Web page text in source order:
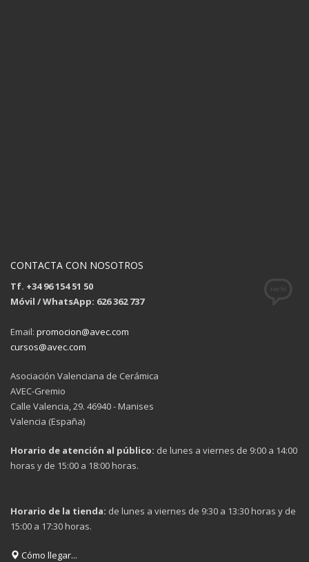
CONTACTA CON NOSOTROS
Tf. +34 96 154 51 50
Móvil / WhatsApp: 626 362 737
Email: promocion@avec.com
cursos@avec.com
Asociación Valenciana de Cerámica
AVEC-Gremio
Calle Valencia, 29. 46940 - Manises
Valencia (España)
Horario de atención al público: de lunes a viernes de 9:00 a 14:00
horas y de 15:00 a 18:00 horas.
Horario de la tienda: de lunes a viernes de 9:30 a 13:30 horas y de
15:00 a 17:30 horas.
Cómo llegar...